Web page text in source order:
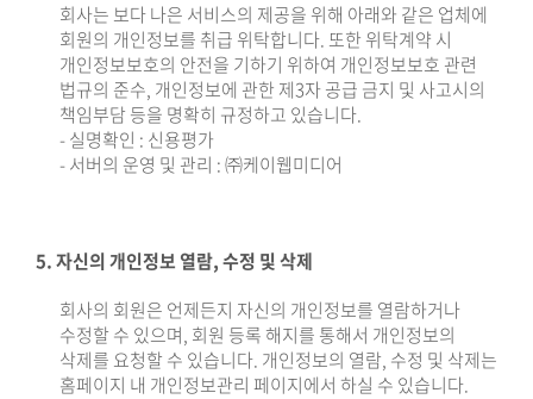
회사는 보다 나은 서비스의 제공을 위해 아래와 같은 업체에
회원의 개인정보를 취급 위탁합니다. 또한 위탁계약 시
개인정보보호의 안전을 기하기 위하여 개인정보보호 관련
법규의 준수, 개인정보에 관한 제3자 공급 금지 및 사고시의
책임부담 등을 명확히 규정하고 있습니다.
- 실명확인 : 신용평가
- 서버의 운영 및 관리 : ㈜케이웹미디어
5. 자신의 개인정보 열람, 수정 및 삭제
회사의 회원은 언제든지 자신의 개인정보를 열람하거나
수정할 수 있으며, 회원 등록 해지를 통해서 개인정보의
삭제를 요청할 수 있습니다. 개인정보의 열람, 수정 및 삭제는
홈페이지 내 개인정보관리 페이지에서 하실 수 있습니다.